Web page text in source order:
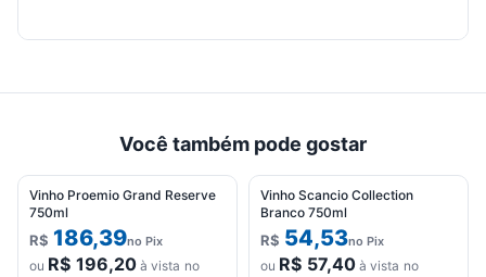
Você também pode gostar
Vinho Proemio Grand Reserve
750ml
R$ 186,39no Pix
ou R$ 196,20à vista no
Vinho Scancio Collection
Branco 750ml
R$ 54,53no Pix
ou R$ 57,40à vista no